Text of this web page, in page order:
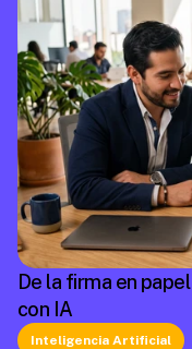
De la firma en
con IA
Inteligencia Artificial